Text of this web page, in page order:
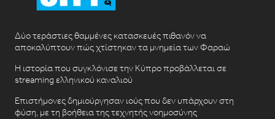
Δύο τεράστιες θαμμένες κατασκευές πιθανόν να
αποκαλύπτουν πώς χτίστηκαν τα μνημεία των Φαραώ
Η ιστορία που συγκλόνισε την Κύπρο προβάλλεται σε
streaming ελληνικού καναλιού
Επιστήμονες δημιούργησαν ιούς που δεν υπάρχουν στη
φύση, με τη βοήθεια της τεχνητής νοημοσύνης